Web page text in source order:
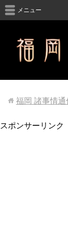
メニュー
福岡 諸事情通
スポンサーリンク